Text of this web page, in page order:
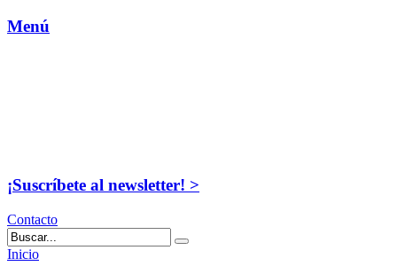
Menú
¡Suscríbete al newsletter! >
Contacto
Inicio